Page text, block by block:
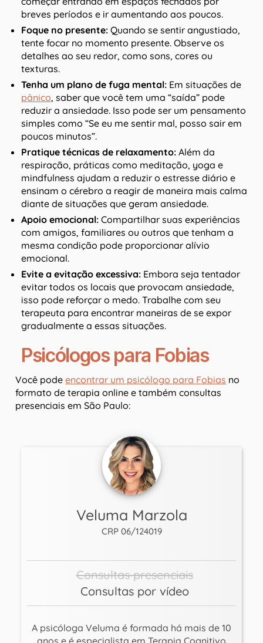
breves períodos e ir aumentando aos poucos.
Foque no presente: Quando se sentir angustiado,
tente focar no momento presente. Observe os
detalhes ao seu redor, como sons, cores ou
texturas.
Tenha um plano de fuga mental: Em situações de
pânico, saber que você tem uma “saída” pode
reduzir a ansiedade. Isso pode ser um pensamento
simples como “Se eu me sentir mal, posso sair em
poucos minutos”.
Pratique técnicas de relaxamento: Além da
respiração, práticas como meditação, yoga e
mindfulness ajudam a reduzir o estresse diário e
ensinam o cérebro a reagir de maneira mais calma
diante de situações que geram ansiedade.
Apoio emocional: Compartilhar suas experiências
com amigos, familiares ou outros que tenham a
mesma condição pode proporcionar alívio
emocional.
Evite a evitação excessiva: Embora seja tentador
evitar todos os locais que provocam ansiedade,
isso pode reforçar o medo. Trabalhe com seu
terapeuta para encontrar maneiras de se expor
gradualmente a essas situações.
Psicólogos para Fobias
Você pode encontrar um psicólogo para Fobias no
formato de terapia online e também consultas
presenciais em São Paulo:
Veluma Marzola
CRP 06/124019
Consultas presenciais
Consultas por vídeo
A psicóloga Veluma é formada há mais de 10
anos e é especialista em Terapia Cognitivo